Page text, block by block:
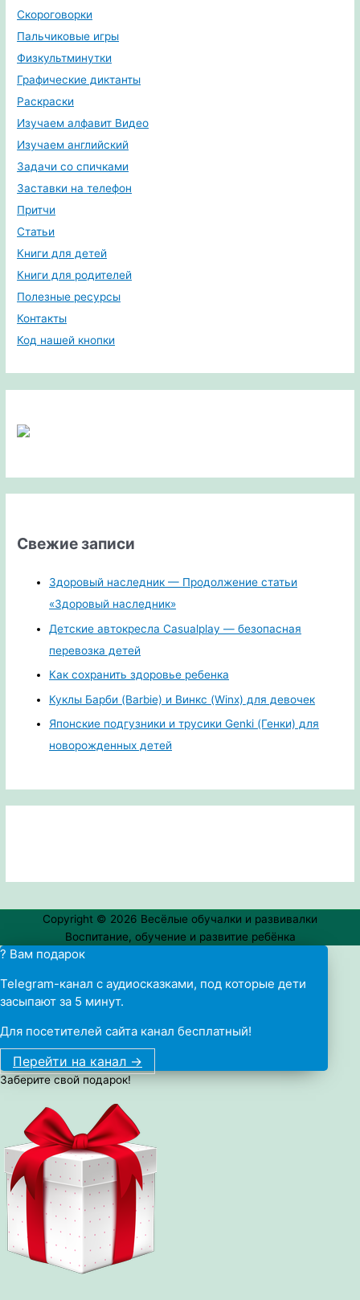
Скороговорки
Пальчиковые игры
Физкультминутки
Графические диктанты
Раскраски
Изучаем алфавит Видео
Изучаем английский
Задачи со спичками
Заставки на телефон
Притчи
Статьи
Книги для детей
Книги для родителей
Полезные ресурсы
Контакты
Код нашей кнопки
Свежие записи
Здоровый наследник — Продолжение статьи
«Здоровый наследник»
Детские автокресла Casualplay — безопасная
перевозка детей
Как сохранить здоровье ребенка
Куклы Барби (Barbie) и Винкс (Winx) для девочек
Японские подгузники и трусики Genki (Генки) для
новорожденных детей
Copyright © 2026 Весёлые обучалки и развивалки
Воспитание, обучение и развитие ребёнка
? Вам подарок
Telegram-канал с аудиосказками, под которые дети
засыпают за 5 минут.
Для посетителей сайта канал бесплатный!
Перейти на канал ->
Заберите свой подарок!